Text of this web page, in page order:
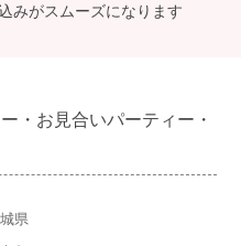
みがスムーズになります
・お見合いパーティー・
県